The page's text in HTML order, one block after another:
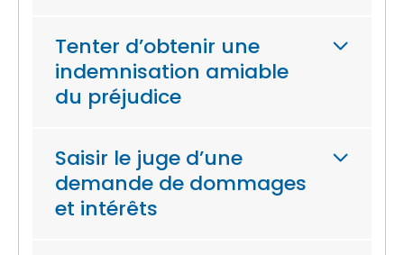
Tenter d’obtenir une
indemnisation amiable
du préjudice
Saisir le juge d’une
demande de dommages
et intérêts